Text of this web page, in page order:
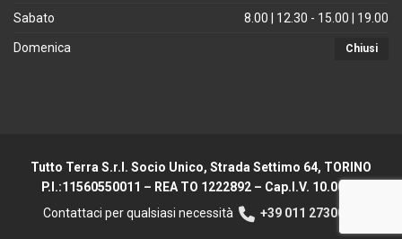
Sabato 8.00 | 12.30 - 15.00 | 19.00
Domenica Chiusi
Tutto Terra S.r.l. Socio Unico, Strada Settimo 64, TORINO
P.I.:11560550011 – REA TO 1222892 – Cap.I.V. 10.000 €
Contattaci per qualsiasi necessità
+39 011 2730044